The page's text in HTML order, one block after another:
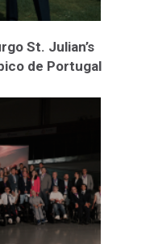
St. Julian’s
de Portugal